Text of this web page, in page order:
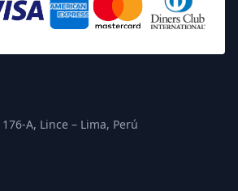
A, Lince – Lima, Perú